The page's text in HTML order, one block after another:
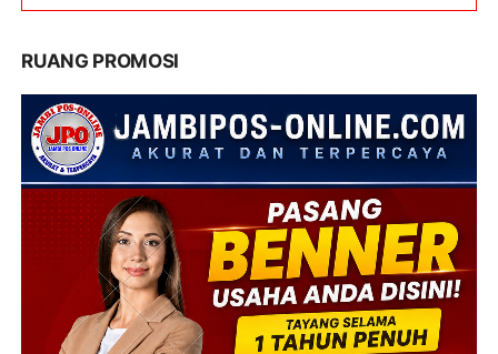
RUANG PROMOSI